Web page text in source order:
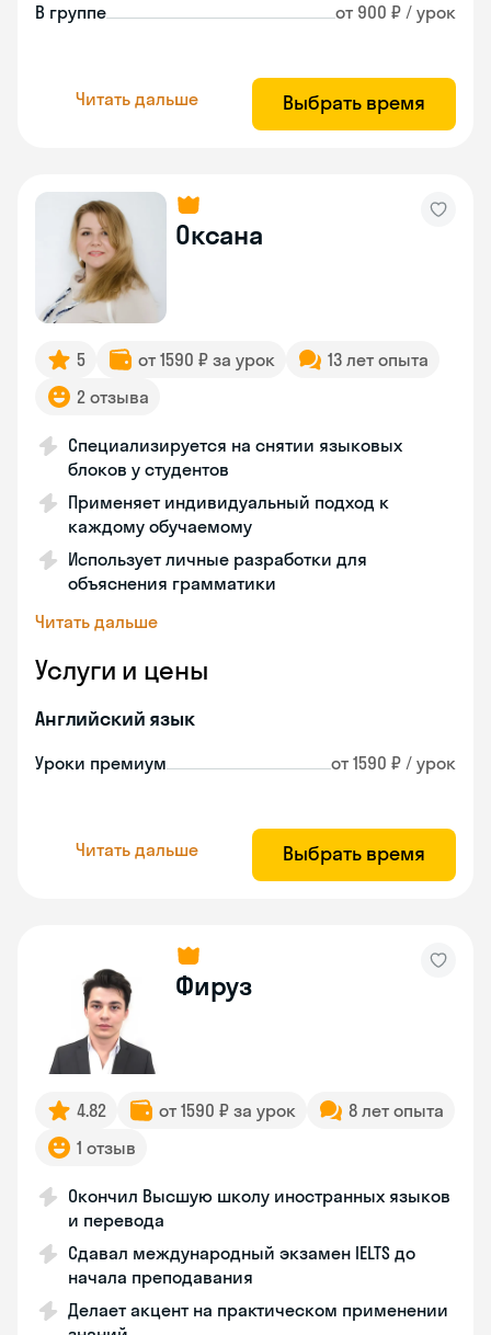
В группе от 900 ₽ / урок
Читать дальше Выбрать время
Оксана
5 от 1590 ₽ за урок
13 лет опыта
2 отзыва
Специализируется на снятии языковых
блоков у студентов
Применяет индивидуальный подход к
каждому обучаемому
Использует личные разработки для
объяснения грамматики
Читать дальше
Услуги и цены
Английский язык
Уроки премиум от 1590 ₽ / урок
Читать дальше Выбрать время
Фируз
4.82 от 1590 ₽ за урок
8 лет опыта
1 отзыв
Окончил Высшую школу иностранных языков
и перевода
Сдавал международный экзамен IELTS до
начала преподавания
Делает акцент на практическом применении